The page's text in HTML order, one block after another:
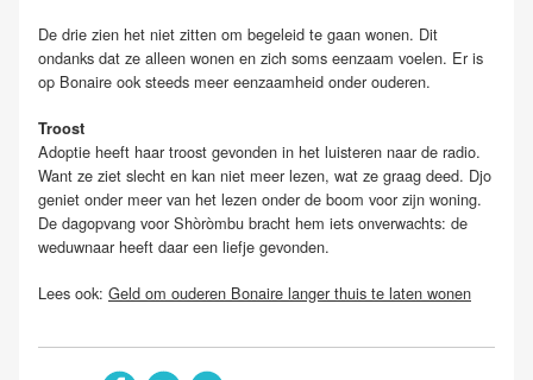
De drie zien het niet zitten om begeleid te gaan wonen. Dit
ondanks dat ze alleen wonen en zich soms eenzaam voelen. Er is
op Bonaire ook steeds meer eenzaamheid onder ouderen.
Troost
Adoptie heeft haar troost gevonden in het luisteren naar de radio.
Want ze ziet slecht en kan niet meer lezen, wat ze graag deed. Djo
geniet onder meer van het lezen onder de boom voor zijn woning.
De dagopvang voor Shòròmbu bracht hem iets onverwachts: de
weduwnaar heeft daar een liefje gevonden.
Lees ook: Geld om ouderen Bonaire langer thuis te laten wonen